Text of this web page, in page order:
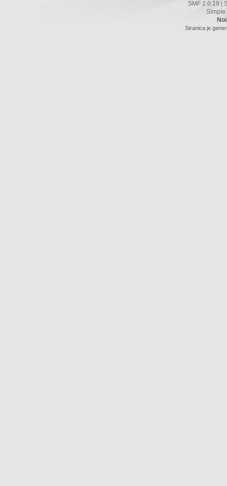
SMF 2.0.19 |
Simple
Stranica je